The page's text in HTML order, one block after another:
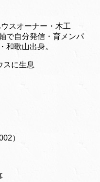
スオーナー・木工
で自分発信・育メンパ
和歌山出身。
スに生息
）